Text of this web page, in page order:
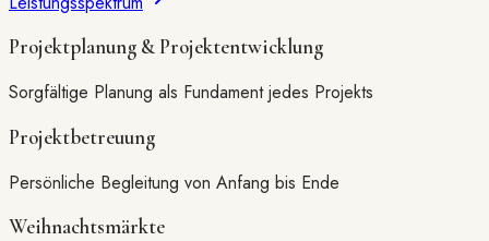
Projektplanung & Projektentwicklung
Sorgfältige Planung als Fundament jedes Projekts
Projektbetreuung
Persönliche Begleitung von Anfang bis Ende
Weihnachtsmärkte